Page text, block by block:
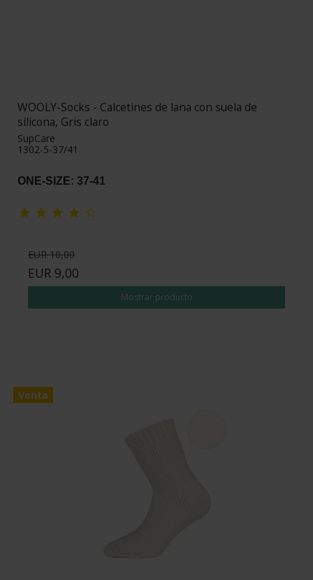
WOOLY-Socks - Calcetines de lana con suela de
silicona, Gris claro
SupCare
1302-5-37/41
ONE-SIZE: 37-41
EUR 10,00
EUR 9,00
Mostrar producto
Venta